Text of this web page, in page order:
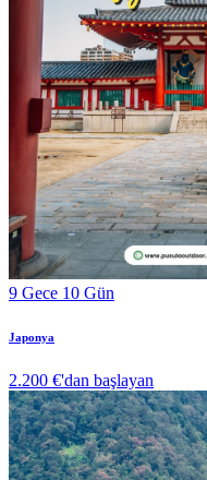
9 Gece 10 Gün
Japonya
2.200 €'dan başlayan